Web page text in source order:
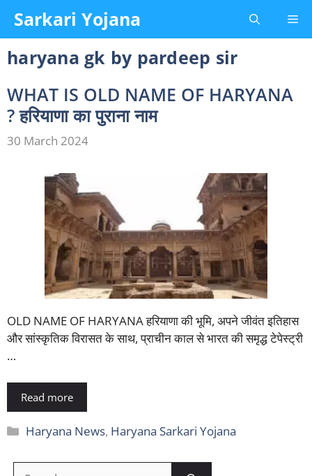
content
Sarkari Yojana
haryana gk by pardeep sir
WHAT IS OLD NAME OF HARYANA
? हरियाणा का पुराना नाम
30 March 2024
OLD NAME OF HARYANA हरियाणा की भूमि, अपने जीवंत इतिहास
और सांस्कृतिक विरासत के साथ, प्राचीन काल से भारत की समृद्ध टेपेस्ट्री
…
Read more
Categories
Haryana News, Haryana Sarkari Yojana